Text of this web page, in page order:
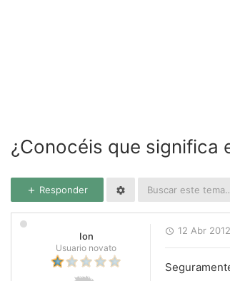
¿Conocéis que significa
Responder
Ion
Usuario novato
12 Abr